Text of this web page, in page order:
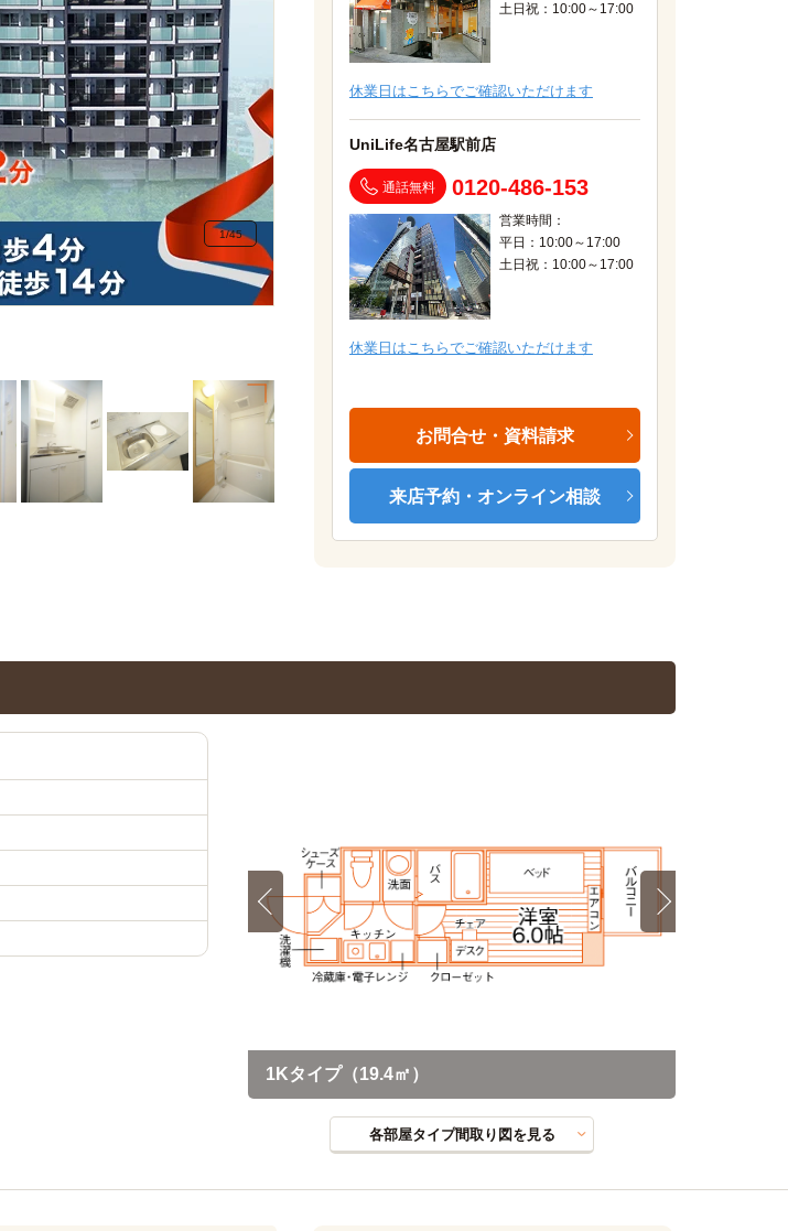
1/45
土日祝：10:00～17:00
休業日はこちらでご確認いただけます
UniLife名古屋駅前店
通話無料 0120-486-153
営業時間：
平日：10:00～17:00
土日祝：10:00～17:00
休業日はこちらでご確認いただけます
お問合せ・資料請求
来店予約・オンライン相談
1Kタイプ（19.4㎡）
各部屋タイプ間取り図を見る